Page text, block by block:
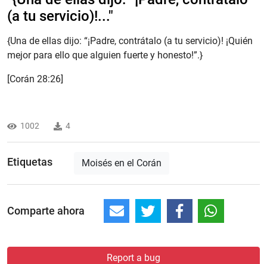
(a tu servicio)!..."
{Una de ellas dijo: “¡Padre, contrátalo (a tu servicio)! ¡Quién
mejor para ello que alguien fuerte y honesto!”.}
[Corán 28:26]
1002 4
Etiquetas Moisés en el Corán
Comparte ahora
Report a bug